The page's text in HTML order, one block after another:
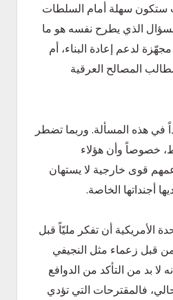
ستكون سهلة أمام السلطات
الذي يطرح نفسه هو ما
لدعم إعادة البناء، أم
المصالح العرقية
في هذه المسألة. وربما تضطر
خصوصاً وأن هؤلاء
قوى خارجية لا يستهان
أجنداتها الخاصة.
الأمريكية أن تفكر مليّاً قبل
قبل زعماء مثل النجيفي
لا بد من التأكد من الدوافع
فالمقترحات التي تؤدي